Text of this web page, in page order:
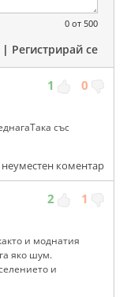
0 от 500
| Регистрирай се
1 0
със
коментар
2 1
и моднатия
яко шум.
и